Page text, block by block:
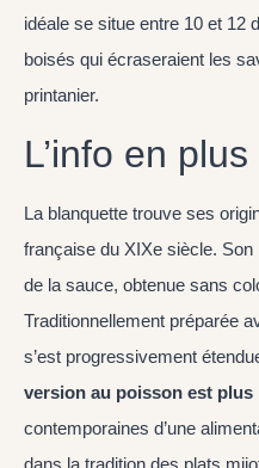
idéale se situe entre 10 et 12
boisés qui écraseraient les
printanier.
L’info en plus
La blanquette trouve ses
française du XIXe siècle. Son
de la sauce, obtenue sans
Traditionnellement préparée
s’est progressivement
version au poisson est plus
contemporaines d’une
dans la tradition des plats